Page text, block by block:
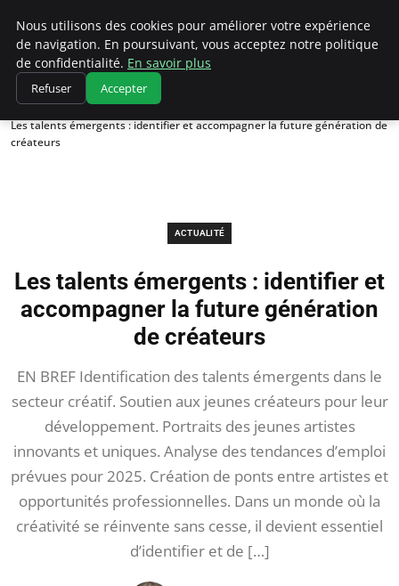
Chasseur De Tête
Accueil
Actualité
Les talents émergents : identifier et accompagner la future génération de
créateurs
ACTUALITÉ
Les talents émergents : identifier et
accompagner la future génération
de créateurs
EN BREF Identification des talents émergents dans le
secteur créatif. Soutien aux jeunes créateurs pour leur
développement. Portraits des jeunes artistes
innovants et uniques. Analyse des tendances d’emploi
prévues pour 2025. Création de ponts entre artistes et
opportunités professionnelles. Dans un monde où la
créativité se réinvente sans cesse, il devient essentiel
d’identifier et de […]
Nous utilisons des cookies pour améliorer votre expérience
de navigation. En poursuivant, vous acceptez notre politique
de confidentialité. En savoir plus
Refuser Accepter